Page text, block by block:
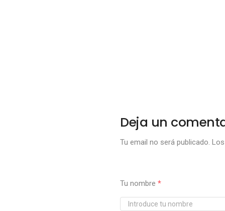
Deja un
Tu email no será publicado.
Tu nombre*